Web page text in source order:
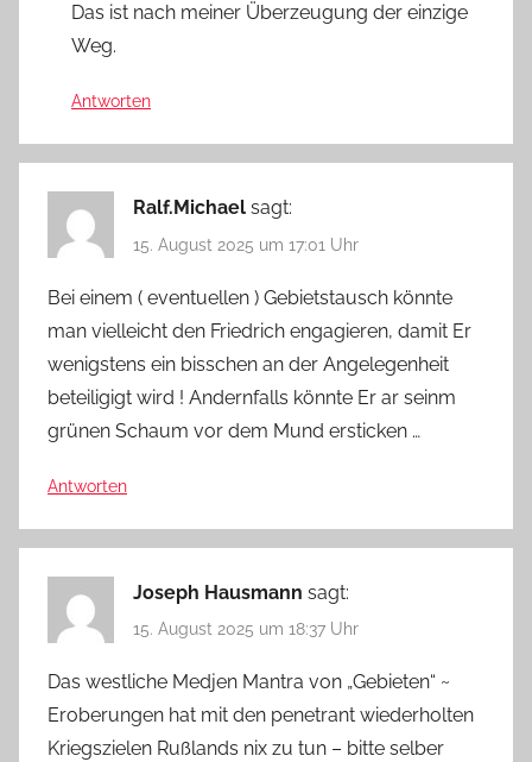
Das ist nach meiner Überzeugung der einzige
Weg.
Antworten
Ralf.Michael sagt:
15. August 2025 um 17:01 Uhr
Bei einem ( eventuellen ) Gebietstausch könnte
man vielleicht den Friedrich engagieren, damit Er
wenigstens ein bisschen an der Angelegenheit
beteiligigt wird ! Andernfalls könnte Er ar seinm
grünen Schaum vor dem Mund ersticken …
Antworten
Joseph Hausmann sagt:
15. August 2025 um 18:37 Uhr
Das westliche Medjen Mantra von „Gebieten“ ~
Eroberungen hat mit den penetrant wiederholten
Kriegszielen Rußlands nix zu tun – bitte selber